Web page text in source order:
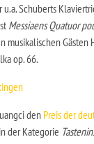
Schuberts
Messiaens Quatuor
musikalischen Gästen
op. 66.
den Preis der
der Kategorie